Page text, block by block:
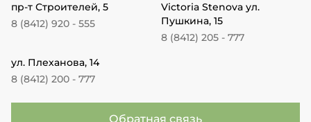
пр-т Строителей, 5
8 (8412) 920 - 555
Victoria Stenova ул.
Пушкина, 15
8 (8412) 205 - 777
ул. Плеханова, 14
8 (8412) 200 - 777
Обратная связь